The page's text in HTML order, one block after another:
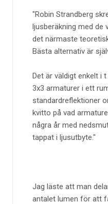
Robin Strandberg
ljusberäkning med de
det närmaste
Bästa alternativ är
Det är väldigt enkelt i
3x3 armaturer i ett
standardreflektioner
kvitto på vad
några år med
tappat i ljusutbyte.
Jag läste att man
antalet lumen för att